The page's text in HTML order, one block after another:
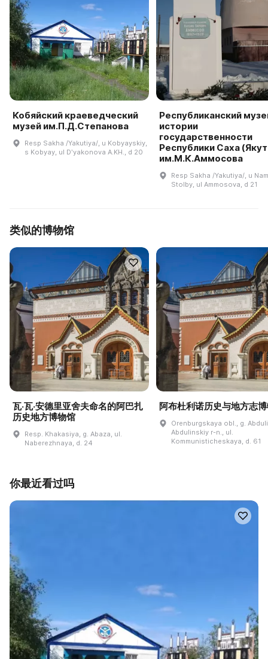
Кобяйский краеведческий
музей им.П.Д.Степанова
Resp Sakha /Yakutiya/, u Kobyayskiy,
s Kobyay, ul Dʹyakonova A.KH., d 20
Республиканский
истории
государственности
Республики Саха
им.М.К.Аммосова
Resp Sakha /Yakutiya/, u
Stolby, ul Ammosova, d 21
类似的博物馆
瓦·瓦·安德里亚舍夫命名的阿巴扎
历史地方博物馆
Resp. Khakasiya, g. Abaza, ul.
Naberezhnaya, d. 24
阿布杜利诺历史与地方志
Orenburgskaya obl., g.
Abdulinskiy r-n., ul.
Kommunisticheskaya, d. 61
你最近看过吗